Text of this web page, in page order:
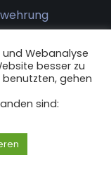
Webanalyse
besser zu
gehen
sind: